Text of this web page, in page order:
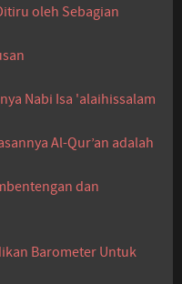
oleh Sebagian
Nabi Isa 'alaihissalam
Al-Qur’an adalah
dan
Barometer Untuk